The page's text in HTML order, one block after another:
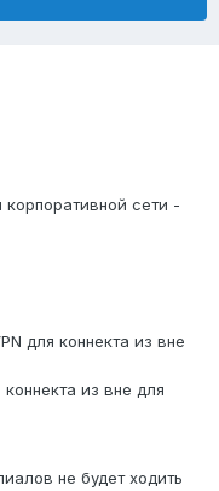
сети -
для коннекта из вне
из вне для
не будет ходить